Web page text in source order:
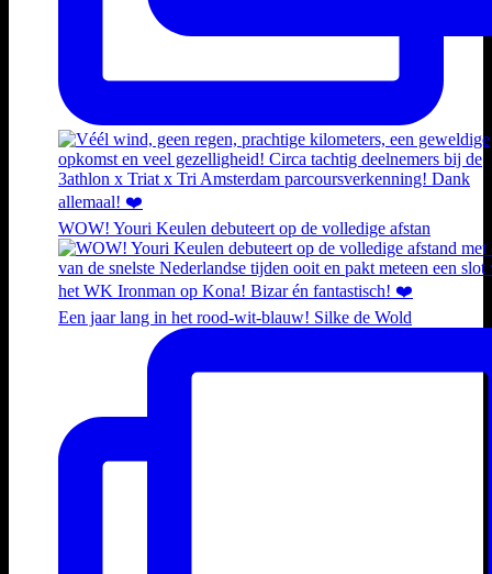
WOW! Youri Keulen debuteert op de volledige afstan
Een jaar lang in het rood-wit-blauw! Silke de Wold